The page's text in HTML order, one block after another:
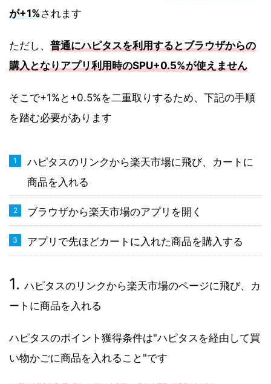
が+1%されます
ただし、 普通にハピタスを利用するとブラウザからの
購入となりアプリ利用時のSPU+0.5%が使えません
そこで+1%と+0.5%を二重取りするため、下記の手順
を踏む必要があります
ハピタスのリンクから楽天市場に飛び、カートに
商品を入れる
ブラウザから楽天市場のアプリを開く
アプリで先ほどカートに入れた商品を購入する
ハピタスのリンクから楽天市場のページに飛び、カ
ートに商品を入れる
ハピタスのポイント獲得条件は"ハピタスを経由して買
い物かごに商品を入れること"です